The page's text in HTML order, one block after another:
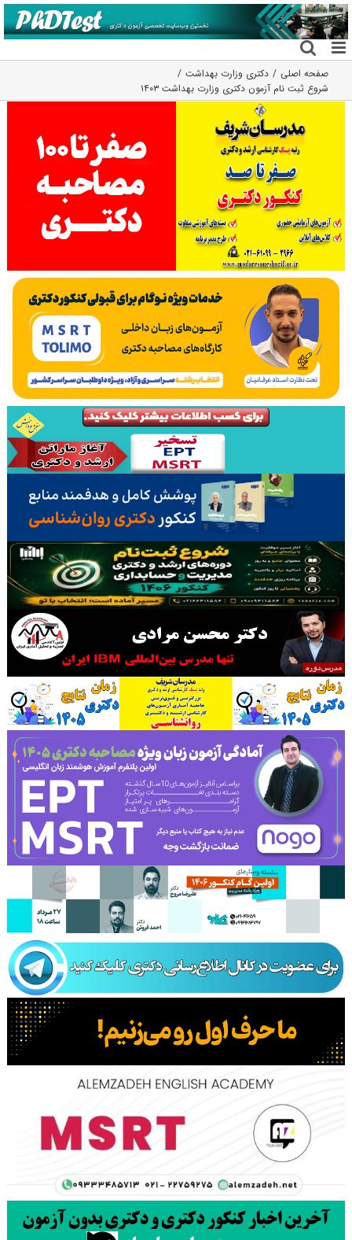
رفتن
به
محتوا
صفحه اصلی
دکتری وزارت بهداشت
شروع ثبت نام آزمون دکتری وزارت بهداشت ۱۴۰۳